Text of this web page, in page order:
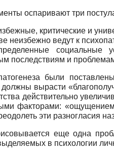
оспаривают три
критические и
неизбежно ведут к
социальные
последствиям и
были
вырасти
действительно
факторами:
эти разногласия
еще одна
в психологии